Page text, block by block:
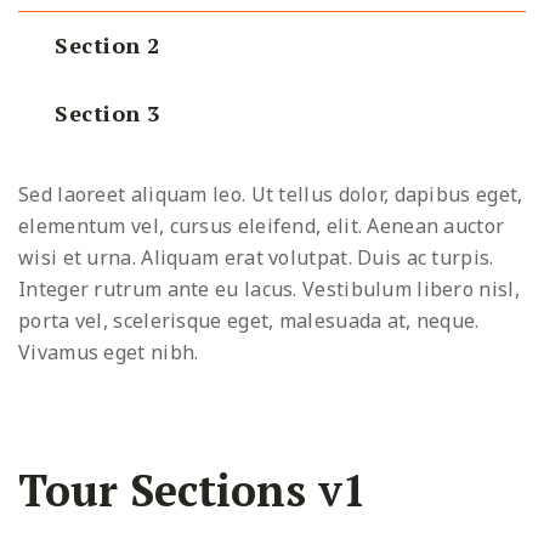
Section 2
Section 3
Sed laoreet aliquam leo. Ut tellus dolor, dapibus eget,
elementum vel, cursus eleifend, elit. Aenean auctor
wisi et urna. Aliquam erat volutpat. Duis ac turpis.
Integer rutrum ante eu lacus. Vestibulum libero nisl,
porta vel, scelerisque eget, malesuada at, neque.
Vivamus eget nibh.
Tour Sections v1